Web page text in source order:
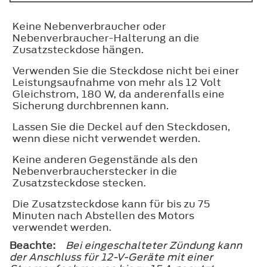
Keine Nebenverbraucher oder
Nebenverbraucher-Halterung an die
Zusatzsteckdose hängen.
Verwenden Sie die Steckdose nicht bei einer
Leistungsaufnahme von mehr als 12 Volt
Gleichstrom, 180 W, da anderenfalls eine
Sicherung durchbrennen kann.
Lassen Sie die Deckel auf den Steckdosen,
wenn diese nicht verwendet werden.
Keine anderen Gegenstände als den
Nebenverbraucherstecker in die
Zusatzsteckdose stecken.
Die Zusatzsteckdose kann für bis zu 75
Minuten nach Abstellen des Motors
verwendet werden.
Beachte:
Bei eingeschalteter Zündung kann
der Anschluss für 12-V-Geräte mit einer